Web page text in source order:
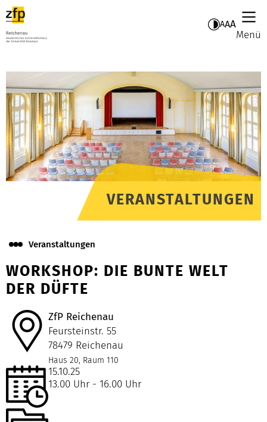
AAA
Menü
VERANSTALTUNGEN
Veranstaltungen
WORKSHOP: DIE BUNTE WELT
DER DÜFTE
ZfP Reichenau
Feursteinstr. 55
78479 Reichenau
Haus 20, Raum 110
15.10.25
13.00 Uhr - 16.00 Uhr